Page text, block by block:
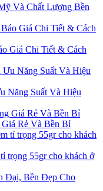
Và Chất Lượng Bền
Giá Chi Tiết & Cách
Năng Suất Và Hiệu
Rẻ Và Bền Bỉ
trọng 55gr cho khách ở